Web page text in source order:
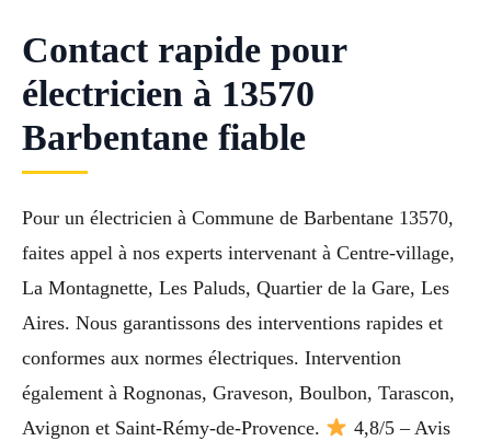
Contact rapide pour
électricien à 13570
Barbentane fiable
Pour un électricien à Commune de Barbentane 13570,
faites appel à nos experts intervenant à Centre-village,
La Montagnette, Les Paluds, Quartier de la Gare, Les
Aires. Nous garantissons des interventions rapides et
conformes aux normes électriques. Intervention
également à Rognonas, Graveson, Boulbon, Tarascon,
Avignon et Saint-Rémy-de-Provence.
4,8/5 – Avis